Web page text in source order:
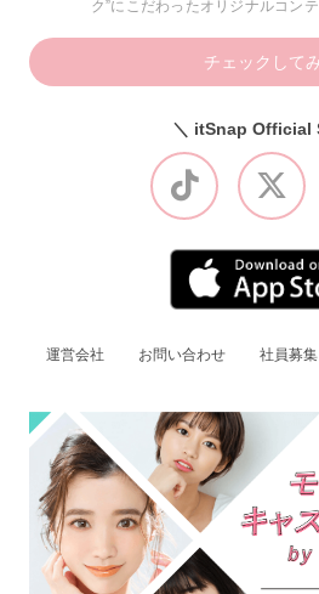
ク”にこだわったオリジナルコン
チェックして
＼ itSnap Official
運営会社 お問い合わせ 社員募集